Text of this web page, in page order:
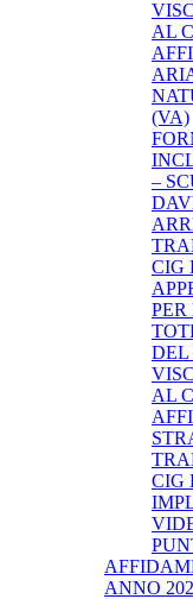
AL
(VA)
–
CIG
DEL
AL
CIG
ANNO